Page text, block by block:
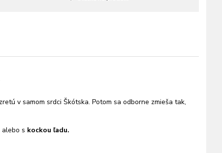
v samom srdci Škótska. Potom sa odborne zmieša tak,
alebo s kockou ľadu.